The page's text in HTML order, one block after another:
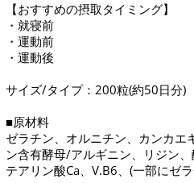
【おすすめの摂取タイミング】
・就寝前
・運動前
・運動後
サイズ/タイプ：200粒(約50日分)
■原材料
ゼラチン、オルニチン、カンカエ
ン含有酵母/アルギニン、リジン
テアリン酸Ca、V.B6、(一部にゼ